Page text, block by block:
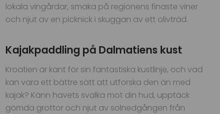
lokala vingårdar, smaka på regionens finaste viner
och njut av en picknick i skuggan av ett olivträd.
Kajakpaddling på Dalmatiens kust
Kroatien är känt för sin fantastiska kustlinje, och vad
kan vara ett bättre sätt att utforska den än med
kajak? Känn havets svalka mot din hud, upptäck
gömda grottor och njut av solnedgången från